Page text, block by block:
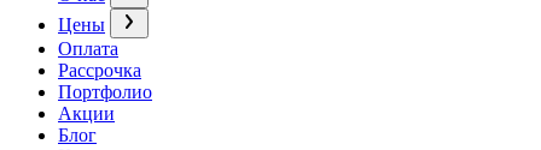
Цены
Оплата
Рассрочка
Портфолио
Акции
Блог